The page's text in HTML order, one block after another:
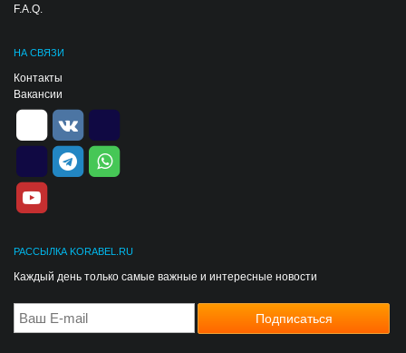
F.A.Q.
НА СВЯЗИ
Контакты
Вакансии
РАССЫЛКА KORABEL.RU
Каждый день только самые важные и интересные новости